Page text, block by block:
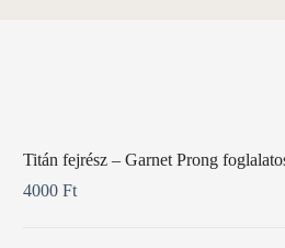
Titán fejrész – Garnet Prong
4000 Ft